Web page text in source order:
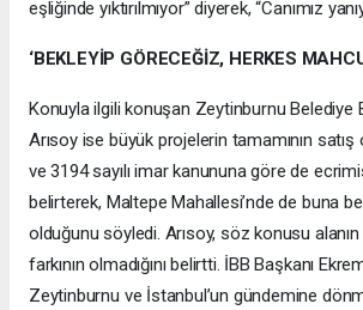
eşliğinde yıktırılmıyor” diyerek, “Canımız
‘BEKLEYİP GÖRECEĞİZ, HERKES
Konuyla ilgili konuşan Zeytinburnu Belediye
Arısoy ise büyük projelerin tamamının
ve 3194 sayılı imar kanununa göre de
belirterek, Maltepe Mahallesi’nde de buna
olduğunu söyledi. Arısoy, söz konusu
farkının olmadığını belirtti. İBB Başkanı
Zeytinburnu ve İstanbul’un gündemine